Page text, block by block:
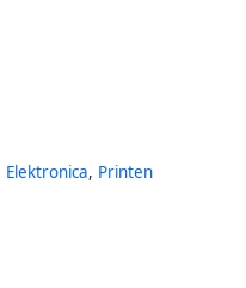
Elektronica, Printen